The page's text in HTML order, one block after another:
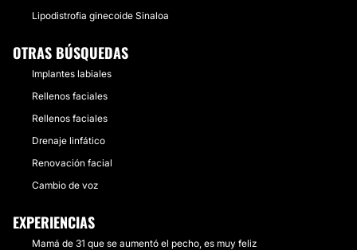
Lipodistrofia ginecoide Sinaloa
OTRAS BÚSQUEDAS
Implantes labiales
Rellenos faciales
Rellenos faciales
Drenaje linfático
Renovación facial
Cambio de voz
EXPERIENCIAS
Mamá de 31 que se aumentó el pecho, es muy feliz